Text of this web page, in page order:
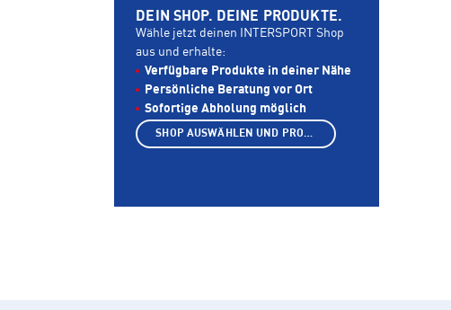
DEIN SHOP. DEINE PRODUKTE.
Wähle jetzt deinen INTERSPORT Shop
aus und erhalte:
Verfügbare Produkte in deiner Nähe
Persönliche Beratung vor Ort
Sofortige Abholung möglich
SHOP AUSWÄHLEN UND PRODUKTE ANZEIGEN